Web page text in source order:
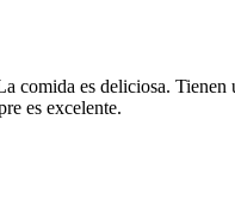
comida es deliciosa.
es excelente.